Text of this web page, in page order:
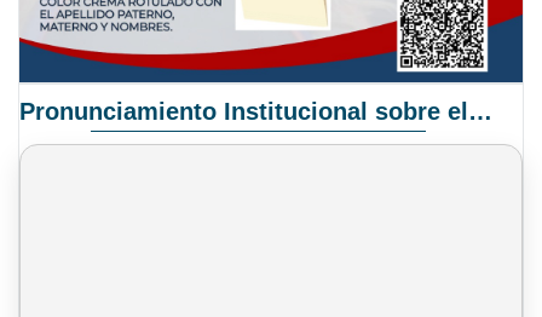
Pronunciamiento Institucional sobre el Proyecto de Ley N° 068/2025-2026 C.S.